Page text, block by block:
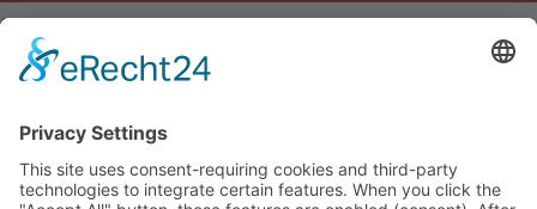
Conçu avec soin en Allemagne et en Espagne
Mentions légales
Politique de confidentialité
Paramètres des
cookies